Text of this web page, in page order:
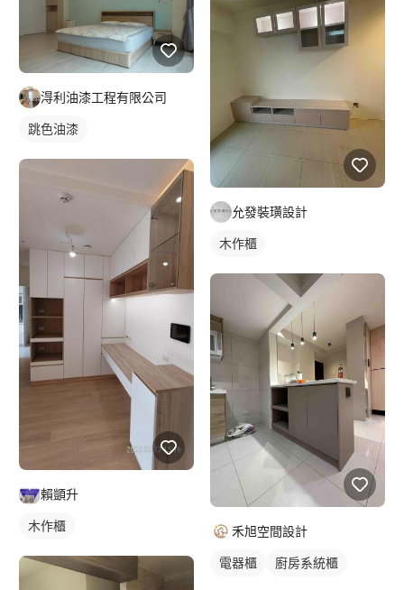
淂利油漆工程有限公司
跳色油漆
賴顗升
木作櫃
允發裝璜設計
木作櫃
禾旭空間設計
電器櫃 廚房系統櫃